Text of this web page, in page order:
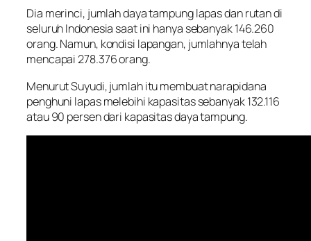
Dia merinci, jumlah daya tampung lapas dan rutan di
seluruh Indonesia saat ini hanya sebanyak 146.260
orang. Namun, kondisi lapangan, jumlahnya telah
mencapai 278.376 orang.
Menurut Suyudi, jumlah itu membuat narapidana
penghuni lapas melebihi kapasitas sebanyak 132.116
atau 90 persen dari kapasitas daya tampung.